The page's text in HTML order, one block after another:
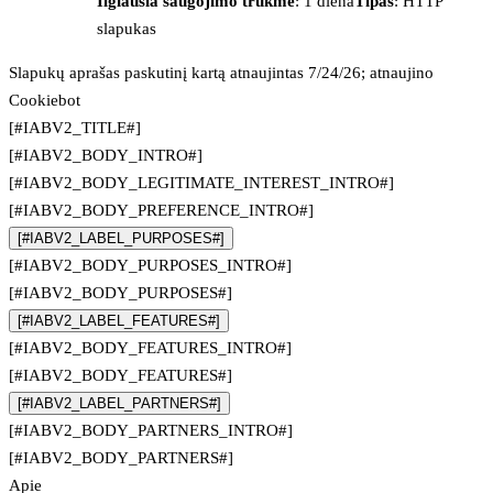
slapukas
Slapukų aprašas paskutinį kartą atnaujintas 7/24/26; atnaujino
Cookiebot
[#IABV2_TITLE#]
[#IABV2_BODY_INTRO#]
[#IABV2_BODY_LEGITIMATE_INTEREST_INTRO#]
[#IABV2_BODY_PREFERENCE_INTRO#]
[#IABV2_LABEL_PURPOSES#]
[#IABV2_BODY_PURPOSES_INTRO#]
[#IABV2_BODY_PURPOSES#]
[#IABV2_LABEL_FEATURES#]
[#IABV2_BODY_FEATURES_INTRO#]
[#IABV2_BODY_FEATURES#]
[#IABV2_LABEL_PARTNERS#]
[#IABV2_BODY_PARTNERS_INTRO#]
[#IABV2_BODY_PARTNERS#]
Apie